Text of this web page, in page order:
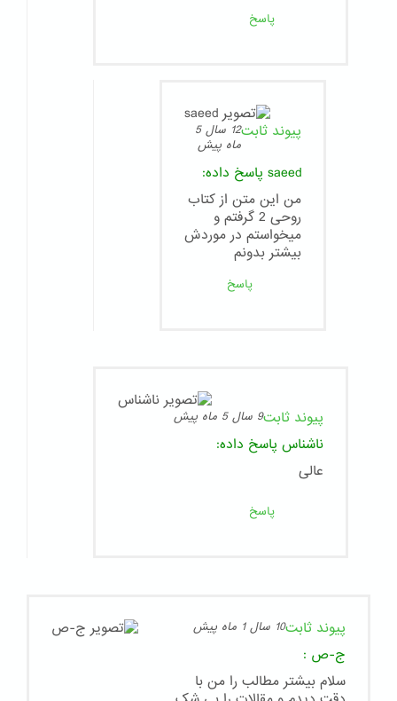
پاسخ
پیوند ثابت
12 سال 5
ماه پیش
saeed پاسخ داده:
من این متن از کتاب
روحی 2 گرفتم و
میخواستم در موردش
بیشتر بدونم
پاسخ
پیوند ثابت9 سال 5 ماه پیش
ناشناس پاسخ داده:
عالى
پاسخ
پیوند ثابت10 سال 1 ماه پیش
ج-ص :
سلام بیشتر مطالب را من با